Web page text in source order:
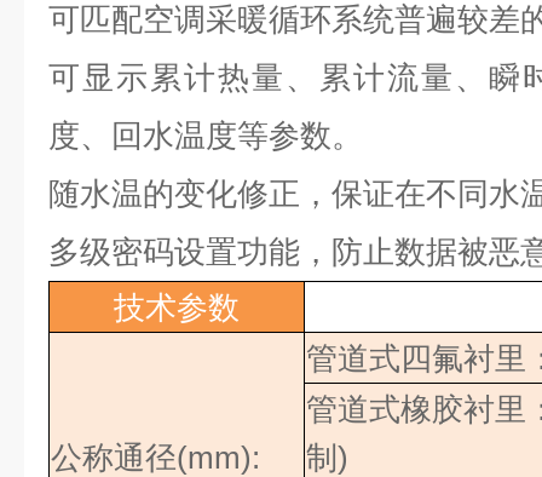
可匹配空调采暖循环系统普遍较差
可显示累计热量、累计流量、瞬
度、回水温度等参数。
随水温的变化修正，保证在不同水
多级密码设置功能，防止数据被恶
技术参数
公称通径(mm):
管道式四氟衬里
管道式橡胶衬里
制 )